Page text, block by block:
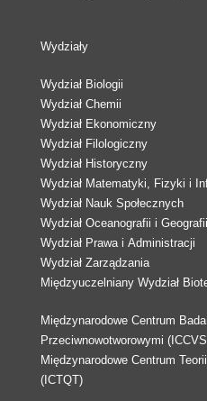
Wydziały
Wydział Biologii
Wydział Chemii
Wydział Ekonomiczny
Wydział Filologiczny
Wydział Historyczny
Wydział Matematyki, Fizyki i
Wydział Nauk Społecznych
Wydział Oceanografii i Geografii
Wydział Prawa i Administracji
Wydział Zarządzania
Międzyuczelniany Wydział
Międzynarodowe Centrum
Przeciwnowotworowymi
Międzynarodowe Centrum
(ICTQT)